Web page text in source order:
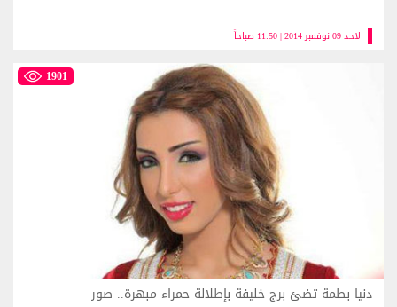
الاحد 09 نوفمبر 2014 | 11:50 صباحاً
1901
دنيا بطمة تضئ برج خليفة بإطلالة حمراء مبهرة.. صور